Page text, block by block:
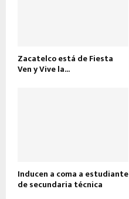
Zacatelco está de Fiesta
Ven y Vive la...
Inducen a coma a estudiante
de secundaria técnica